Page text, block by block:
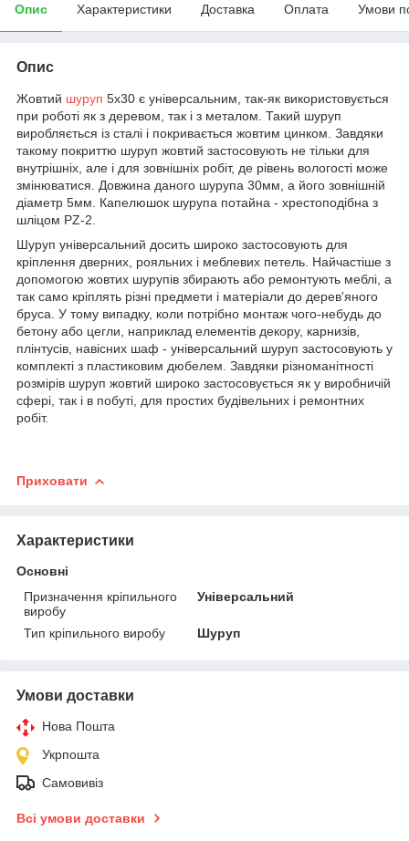
Опис Характеристики Доставка Оплата Умови
Опис
Жовтий шуруп 5х30 є універсальним, так-як використовується
при роботі як з деревом, так і з металом. Такий шуруп
виробляється із сталі і покривається жовтим цинком. Завдяки
такому покриттю шуруп жовтий застосовують не тільки для
внутрішніх, але і для зовнішніх робіт, де рівень вологості може
змінюватися. Довжина даного шурупа 30мм, а його зовнішній
діаметр 5мм. Капелюшок шурупа потайна - хрестоподібна з
шліцом РZ-2.
Шуруп універсальний досить широко застосовують для
кріплення дверних, рояльних і меблевих петель. Найчастіше з
допомогою жовтих шурупів збирають або ремонтують меблі, а
так само кріплять різні предмети і матеріали до дерев'яного
бруса. У тому випадку, коли потрібно монтаж чого-небудь до
бетону або цегли, наприклад елементів декору, карнизів,
плінтусів, навісних шаф - універсальний шуруп застосовують у
комплекті з пластиковим дюбелем. Завдяки різноманітності
розмірів шуруп жовтий широко застосовується як у виробничій
сфері, так і в побуті, для простих будівельних і ремонтних
робіт.
Приховати
Характеристики
Основні
Призначення кріпильного
виробу
Універсальний
Тип кріпильного виробу Шуруп
Умови доставки
Нова Пошта
Укрпошта
Самовивіз
Всі умови доставки